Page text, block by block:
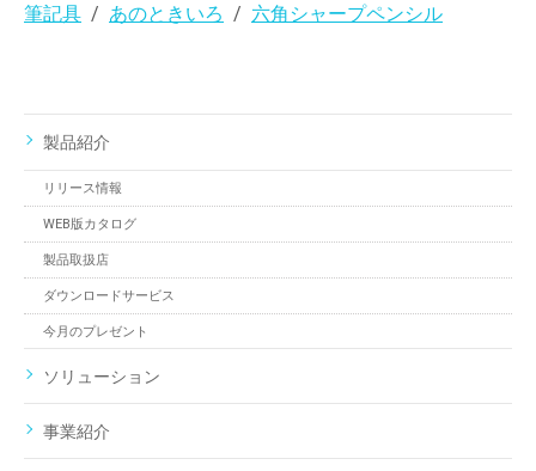
筆記具 あのときいろ 六角シャープペンシル
製品紹介
リリース情報
WEB版カタログ
製品取扱店
ダウンロードサービス
今月のプレゼント
ソリューション
事業紹介